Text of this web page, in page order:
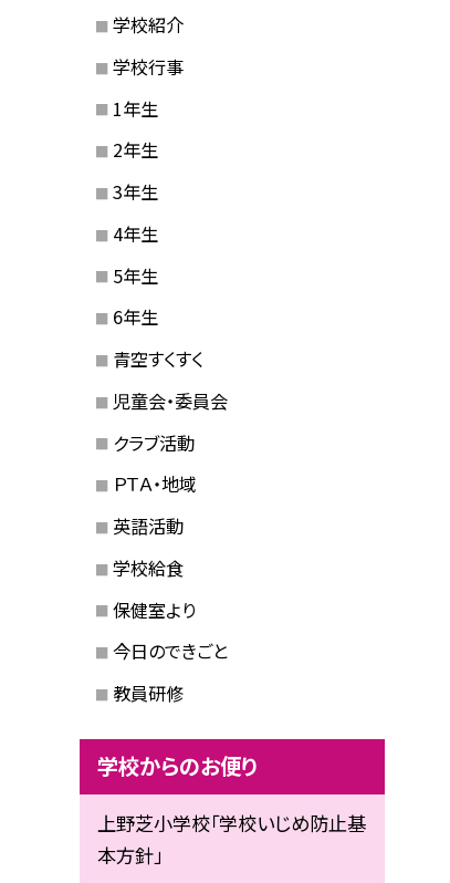
学校紹介
学校行事
1年生
2年生
3年生
4年生
5年生
6年生
青空すくすく
児童会・委員会
クラブ活動
ＰＴＡ・地域
英語活動
学校給食
保健室より
今日のできごと
教員研修
学校からのお便り
上野芝小学校「学校いじめ防止基
本方針」